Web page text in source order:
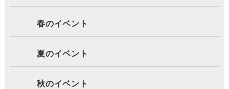
春のイベント
夏のイベント
秋のイベント